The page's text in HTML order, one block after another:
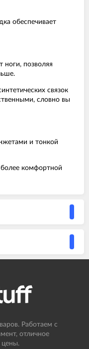
обеспечивает
ноги, позволяя
связок
словно вы
и тонкой
более комфортной
Работаем с
отличное
цены.